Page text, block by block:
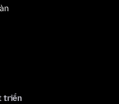
triển